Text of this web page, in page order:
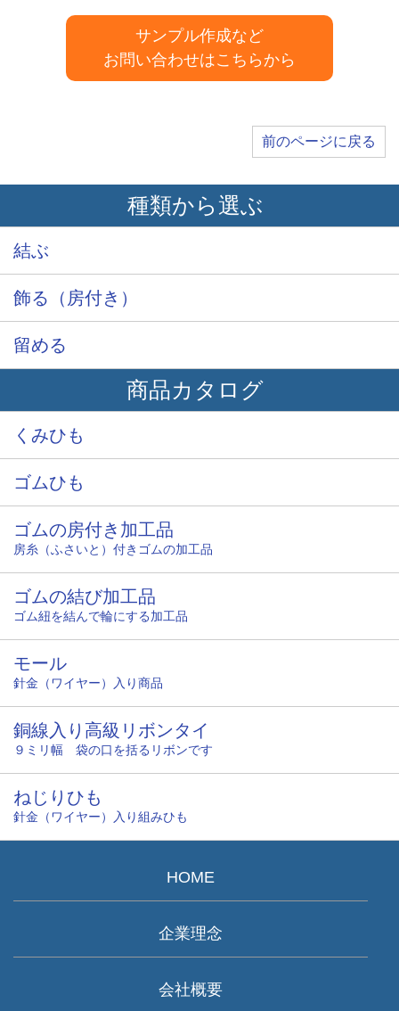
サンプル作成など
お問い合わせはこちらから
前のページに戻る
種類から選ぶ
結ぶ
飾る（房付き）
留める
商品カタログ
くみひも
ゴムひも
ゴムの房付き加工品
房糸（ふさいと）付きゴムの加工品
ゴムの結び加工品
ゴム紐を結んで輪にする加工品
モール
針金（ワイヤー）入り商品
銅線入り高級リボンタイ
９ミリ幅 袋の口を括るリボンです
ねじりひも
針金（ワイヤー）入り組みひも
HOME
企業理念
会社概要